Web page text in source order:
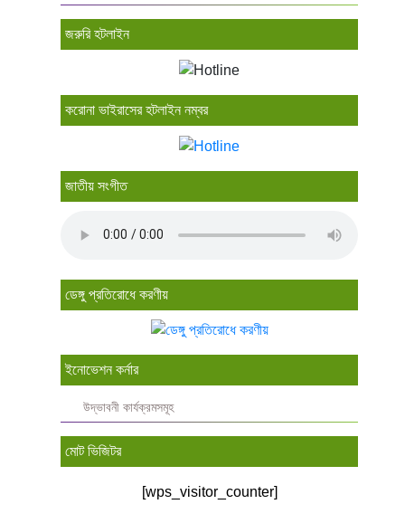
জরুরি হটলাইন
করোনা ভাইরাসের হটলাইন নম্বর
জাতীয় সংগীত
ডেঙ্গু প্রতিরোধে করণীয়
ইনোভেশন কর্নার
উদ্ভাবনী কার্যক্রমসমূহ
মোট ভিজিটর
[wps_visitor_counter]